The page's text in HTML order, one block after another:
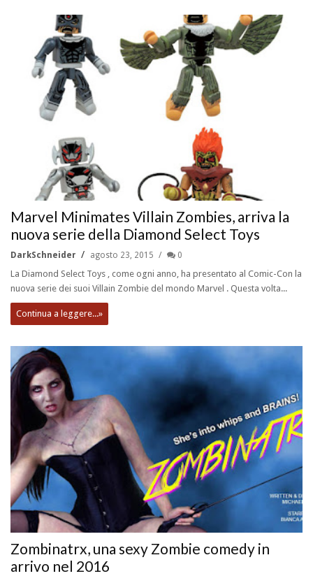
Marvel Minimates Villain Zombies, arriva la
nuova serie della Diamond Select Toys
DarkSchneider agosto 23, 2015 0
La Diamond Select Toys , come ogni anno, ha presentato al Comic-Con la
nuova serie dei suoi Villain Zombie del mondo Marvel . Questa volta...
Continua a leggere...»
Zombinatrx, una sexy Zombie comedy in
arrivo nel 2016